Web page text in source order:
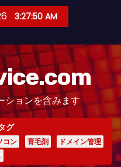
3:27:51 AM
ションを含みます
グ
コン 育毛剤
ドメイン管理